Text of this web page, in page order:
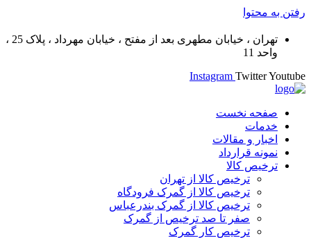
رفتن به محتوا
تهران ، خیابان مطهری بعد از مفتح ، خیابان مهرداد ، پلاک 25 ،
واحد 11
Instagram TwitterYoutube
صفحه نخست
خدمات
اخبار و مقالات
نمونه قرارداد
ترخیص کالا
ترخیص کالا از تهران
ترخیص کالا از گمرک فرودگاه
ترخیص کالا از گمرک بندرعباس
صفر تا صد ترخیص از گمرک
ترخیص کار گمرک